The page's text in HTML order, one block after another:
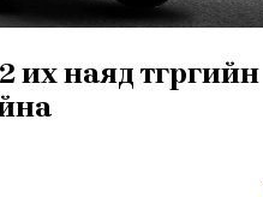
наяд төгрөгийн